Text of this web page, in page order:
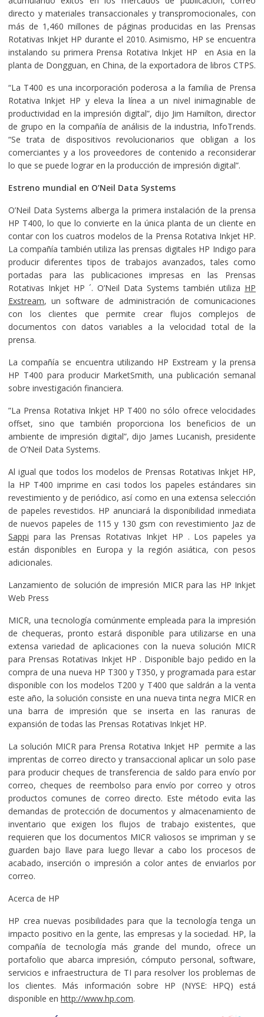
directo y materiales transaccionales y transpromocionales, con
más de 1,460 millones de páginas producidas en las Prensas
Rotativas Inkjet HP durante el 2010. Asimismo, HP se encuentra
instalando su primera Prensa Rotativa Inkjet HP en Asia en la
planta de Dongguan, en China, de la exportadora de libros CTPS.
“La T400 es una incorporación poderosa a la familia de Prensa
Rotativa Inkjet HP y eleva la línea a un nivel inimaginable de
productividad en la impresión digital”, dijo Jim Hamilton, director
de grupo en la compañía de análisis de la industria, InfoTrends.
“Se trata de dispositivos revolucionarios que obligan a los
comerciantes y a los proveedores de contenido a reconsiderar
lo que se puede lograr en la producción de impresión digital”.
Estreno mundial en O’Neil Data Systems
O’Neil Data Systems alberga la primera instalación de la prensa
HP T400, lo que lo convierte en la única planta de un cliente en
contar con los cuatros modelos de la Prensa Rotativa Inkjet HP.
La compañía también utiliza las prensas digitales HP Indigo para
producir diferentes tipos de trabajos avanzados, tales como
portadas para las publicaciones impresas en las Prensas
Rotativas Inkjet HP ´. O’Neil Data Systems también utiliza HP
Exstream, un software de administración de comunicaciones
con los clientes que permite crear flujos complejos de
documentos con datos variables a la velocidad total de la
prensa.
La compañía se encuentra utilizando HP Exstream y la prensa
HP T400 para producir MarketSmith, una publicación semanal
sobre investigación financiera.
”La Prensa Rotativa Inkjet HP T400 no sólo ofrece velocidades
offset, sino que también proporciona los beneficios de un
ambiente de impresión digital”, dijo James Lucanish, presidente
de O’Neil Data Systems.
Al igual que todos los modelos de Prensas Rotativas Inkjet HP,
la HP T400 imprime en casi todos los papeles estándares sin
revestimiento y de periódico, así como en una extensa selección
de papeles revestidos. HP anunciará la disponibilidad inmediata
de nuevos papeles de 115 y 130 gsm con revestimiento Jaz de
Sappi para las Prensas Rotativas Inkjet HP . Los papeles ya
están disponibles en Europa y la región asiática, con pesos
adicionales.
Lanzamiento de solución de impresión MICR para las HP Inkjet
Web Press
MICR, una tecnología comúnmente empleada para la impresión
de chequeras, pronto estará disponible para utilizarse en una
extensa variedad de aplicaciones con la nueva solución MICR
para Prensas Rotativas Inkjet HP . Disponible bajo pedido en la
compra de una nueva HP T300 y T350, y programada para estar
disponible con los modelos T200 y T400 que saldrán a la venta
este año, la solución consiste en una nueva tinta negra MICR en
una barra de impresión que se inserta en las ranuras de
expansión de todas las Prensas Rotativas Inkjet HP.
La solución MICR para Prensa Rotativa Inkjet HP permite a las
imprentas de correo directo y transaccional aplicar un solo pase
para producir cheques de transferencia de saldo para envío por
correo, cheques de reembolso para envío por correo y otros
productos comunes de correo directo. Este método evita las
demandas de protección de documentos y almacenamiento de
inventario que exigen los flujos de trabajo existentes, que
requieren que los documentos MICR valiosos se impriman y se
guarden bajo llave para luego llevar a cabo los procesos de
acabado, inserción o impresión a color antes de enviarlos por
correo.
Acerca de HP
HP crea nuevas posibilidades para que la tecnología tenga un
impacto positivo en la gente, las empresas y la sociedad. HP, la
compañía de tecnología más grande del mundo, ofrece un
portafolio que abarca impresión, cómputo personal, software,
servicios e infraestructura de TI para resolver los problemas de
los clientes. Más información sobre HP (NYSE: HPQ) está
disponible en http://www.hp.com.